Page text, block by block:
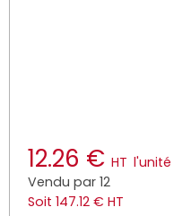
12.26 € HT l'unité
Vendu par 12
Soit 147.12 € HT